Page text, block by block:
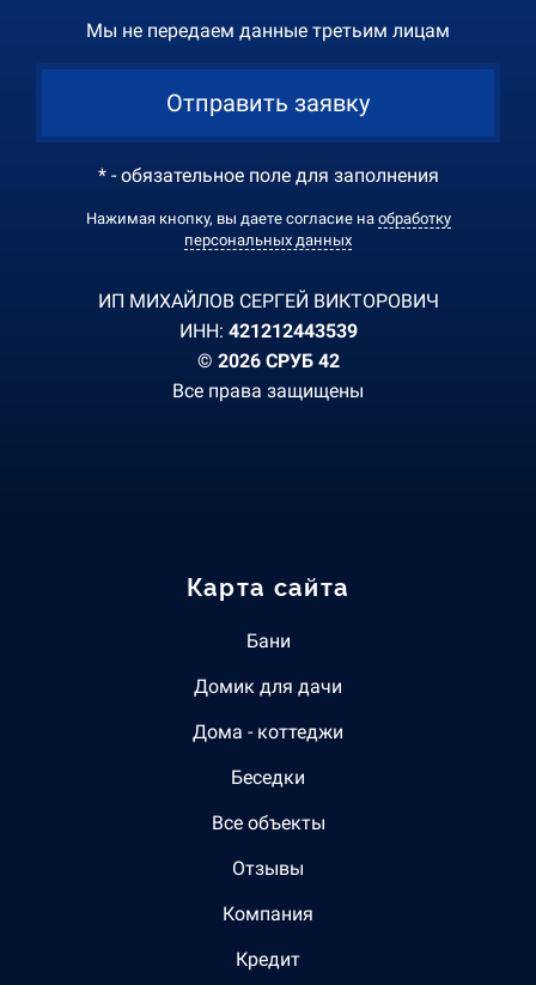
Мы не передаем данные третьим лицам
Отправить заявку
* - обязательное поле для заполнения
Нажимая кнопку, вы даете согласие на обработку
персональных данных
ИП МИХАЙЛОВ СЕРГЕЙ ВИКТОРОВИЧ
ИНН: 421212443539
© 2026 СРУБ 42
Все права защищены
Карта сайта
Бани
Домик для дачи
Дома - коттеджи
Беседки
Все объекты
Отзывы
Компания
Кредит